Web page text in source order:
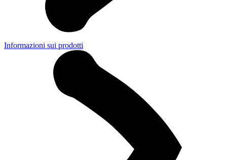
Informazioni sui prodotti